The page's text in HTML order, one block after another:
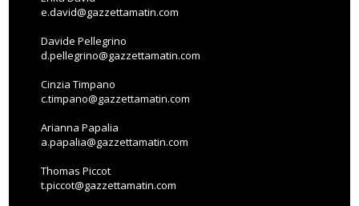
e.david@gazzettamatin.com
Davide Pellegrino
d.pellegrino@gazzettamatin.com
Cinzia Timpano
c.timpano@gazzettamatin.com
Arianna Papalia
a.papalia@gazzettamatin.com
Thomas Piccot
t.piccot@gazzettamatin.com